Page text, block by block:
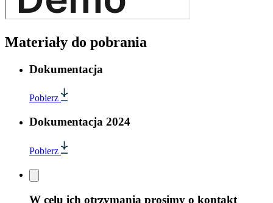
Materiały do pobrania
Dokumentacja
Pobierz
Dokumentacja 2024
Pobierz
W celu ich otrzymania prosimy o kontakt